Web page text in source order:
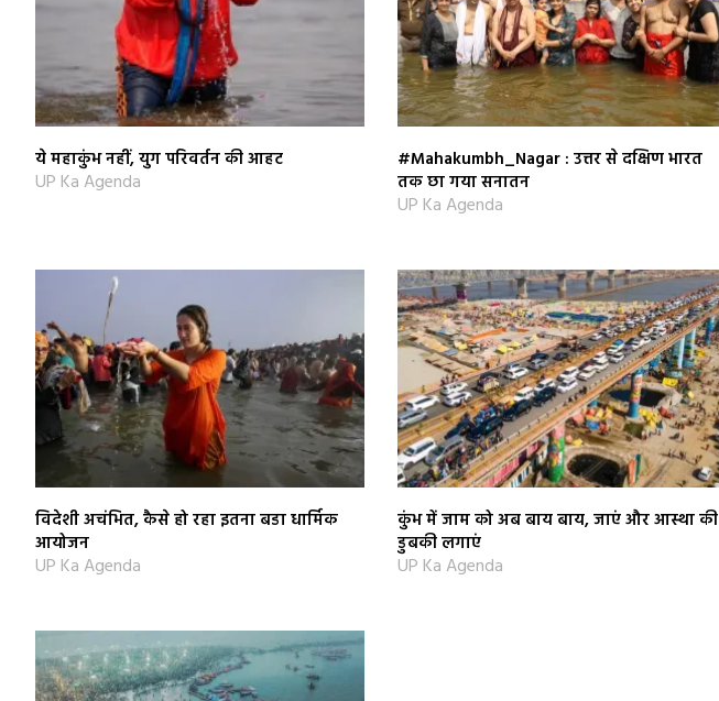
ये महाकुंभ नहीं, युग परिवर्तन की आहट
UP Ka Agenda
#Mahakumbh_Nagar : उत्तर से दक्षिण भारत
तक छा गया सनातन
UP Ka Agenda
विदेशी अचंभित, कैसे हो रहा इतना बडा धार्मिक
आयोजन
UP Ka Agenda
कुंभ में जाम को अब बाय बाय, जाएं और आस्‍था की
डुबकी लगाएं
UP Ka Agenda